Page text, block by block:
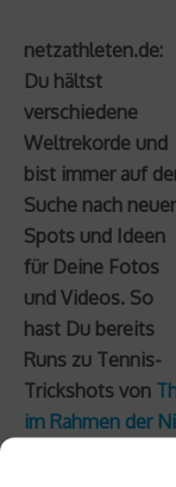
netzathleten.de:
Du hältst
verschiedene
Weltrekorde und
bist immer auf
Suche nach
Spots und Ideen
für Deine Fotos
und Videos. So
hast Du bereits
Runs zu Tennis-
Trickshots von
im Rahmen der